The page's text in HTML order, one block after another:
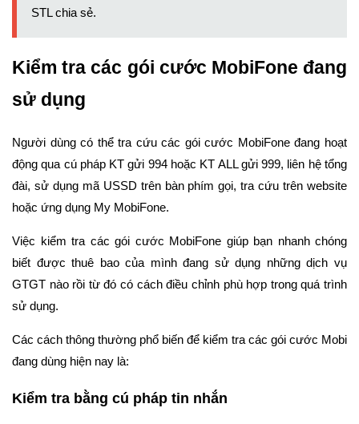
STL chia sẻ.
Kiểm tra các gói cước MobiFone đang
sử dụng
Người dùng có thể tra cứu các gói cước MobiFone đang hoạt
động qua cú pháp KT gửi 994 hoặc KT ALL gửi 999, liên hệ tổng
đài, sử dụng mã USSD trên bàn phím gọi, tra cứu trên website
hoặc ứng dụng My MobiFone.
Việc kiểm tra các gói cước MobiFone giúp bạn nhanh chóng
biết được thuê bao của mình đang sử dụng những dịch vụ
GTGT nào rồi từ đó có cách điều chỉnh phù hợp trong quá trình
sử dụng.
Các cách thông thường phổ biến để kiểm tra các gói cước Mobi
đang dùng hiện nay là:
Kiểm tra bằng cú pháp tin nhắn